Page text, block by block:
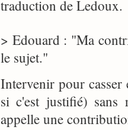
traduction de Ledoux.
> Edouard : "Ma
le sujet."
Intervenir pour
si c'est justifié) sans
appelle une